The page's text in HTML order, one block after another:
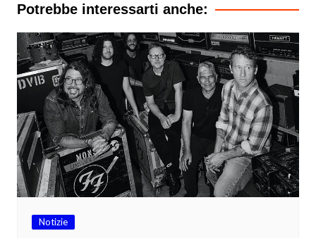
Potrebbe interessarti anche:
Notizie